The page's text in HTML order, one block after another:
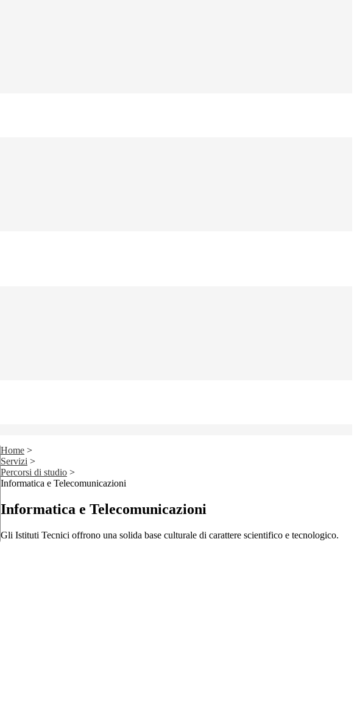
Home >
Servizi >
Percorsi di studio >
Informatica e Telecomunicazioni
Informatica e Telecomunicazioni
Gli Istituti Tecnici offrono una solida base culturale di carattere scientifico e tecnologico.